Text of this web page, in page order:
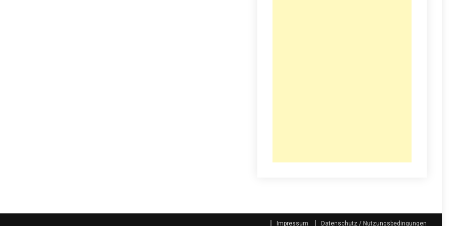
Impressum Datenschutz / Nutzungsbedingungen